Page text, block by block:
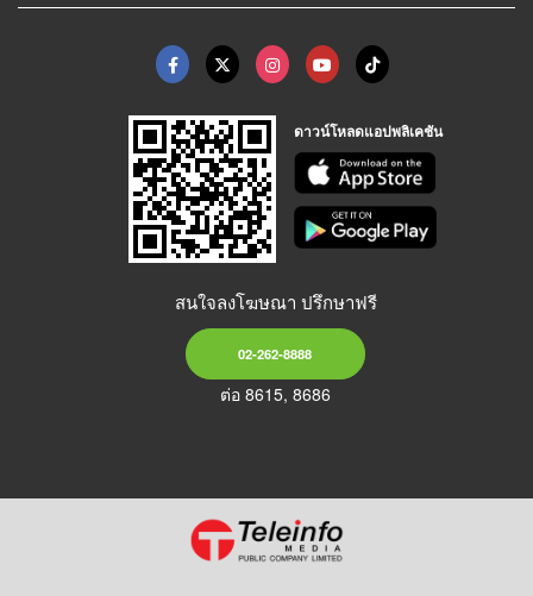
ดาวน์โหลดแอปพลิเคชัน
สนใจลงโฆษณา ปรึกษาฟรี
02-262-8888
ต่อ 8615, 8686